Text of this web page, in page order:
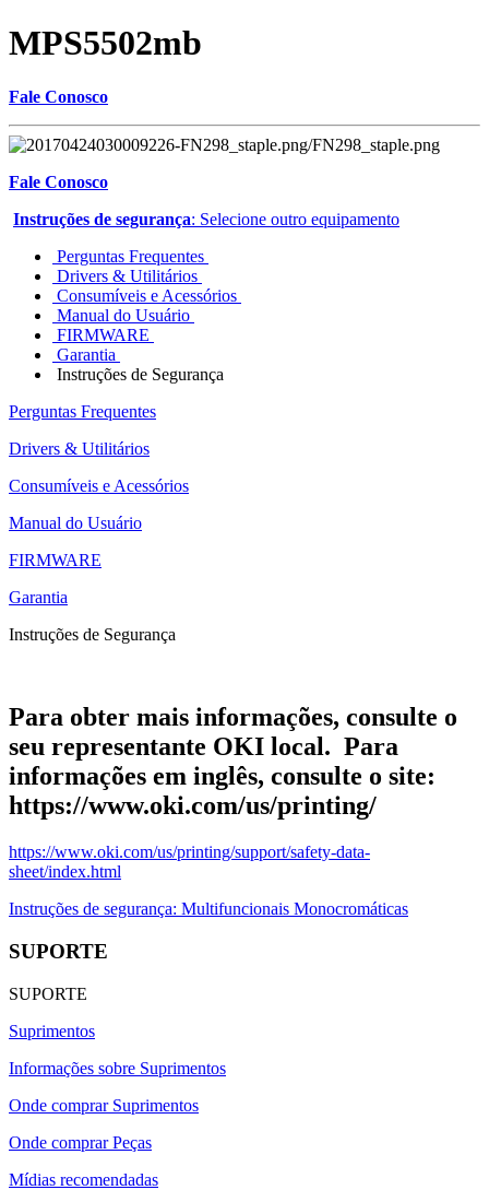
MPS5502mb
Fale Conosco
Fale Conosco
Instruções de segurança: Selecione outro equipamento
Perguntas Frequentes
Drivers & Utilitários
Consumíveis e Acessórios
Manual do Usuário
FIRMWARE
Garantia
Instruções de Segurança
Perguntas Frequentes
Drivers & Utilitários
Consumíveis e Acessórios
Manual do Usuário
FIRMWARE
Garantia
Instruções de Segurança
Para obter mais informações, consulte o
seu representante OKI local. Para
informações em inglês, consulte o site:
https://www.oki.com/us/printing/
https://www.oki.com/us/printing/support/safety-data-
sheet/index.html
Instruções de segurança: Multifuncionais Monocromáticas
SUPORTE
SUPORTE
Suprimentos
Informações sobre Suprimentos
Onde comprar Suprimentos
Onde comprar Peças
Mídias recomendadas